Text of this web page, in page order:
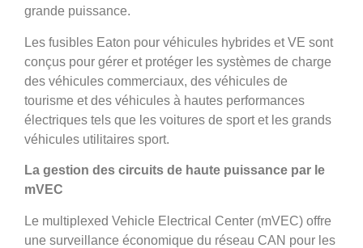
grande puissance.
Les fusibles Eaton pour véhicules hybrides et VE sont
conçus pour gérer et protéger les systèmes de charge
des véhicules commerciaux, des véhicules de
tourisme et des véhicules à hautes performances
électriques tels que les voitures de sport et les grands
véhicules utilitaires sport.
La gestion des circuits de haute puissance par le
mVEC
Le multiplexed Vehicle Electrical Center (mVEC) offre
une surveillance économique du réseau CAN pour les